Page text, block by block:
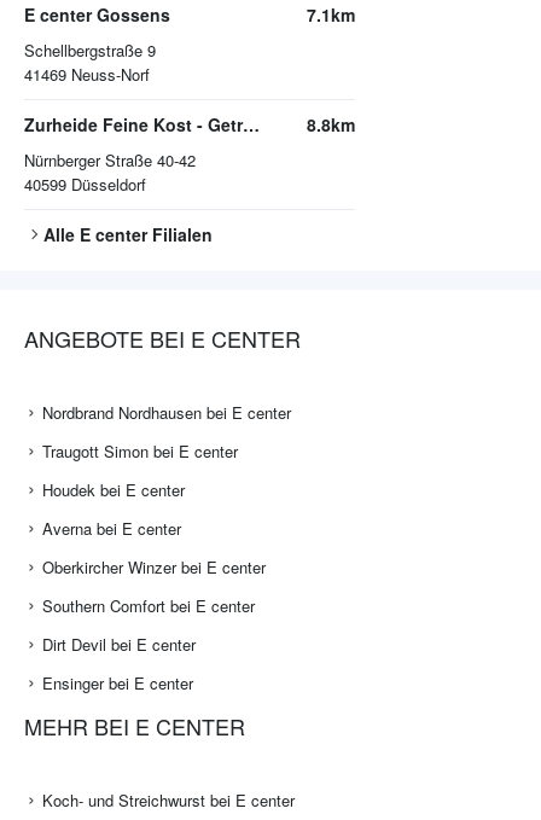
E center Gossens
Schellbergstraße 9
41469 Neuss-Norf
7.1km
Zurheide Feine Kost - Getränkemarkt
Nürnberger Straße 40-42
40599 Düsseldorf
8.8km
Alle E centerFilialen
ANGEBOTE BEI E CENTER
Nordbrand Nordhausen bei E center
Traugott Simon bei E center
Houdek bei E center
Averna bei E center
Oberkircher Winzer bei E center
Southern Comfort bei E center
Dirt Devil bei E center
Ensinger bei E center
MEHR BEI E CENTER
Koch- und Streichwurst bei E center